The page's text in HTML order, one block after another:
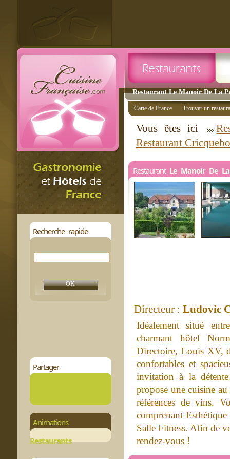
Restaurant Le Manoir De La
Recherche rapide
Partager
Animations
Restaurants
Carte de France Trouver un
Vous êtes ici
Restaurant
Restaurant Le Manoir De
Directeur : Ludovic
Idéalement situé
charmant hôtel
Directoire, Louis XV,
confortables et
invitation à la
propose une cuisine
références de vins.
comprenant
Salle Fitness. Afin de
rendez-vous !